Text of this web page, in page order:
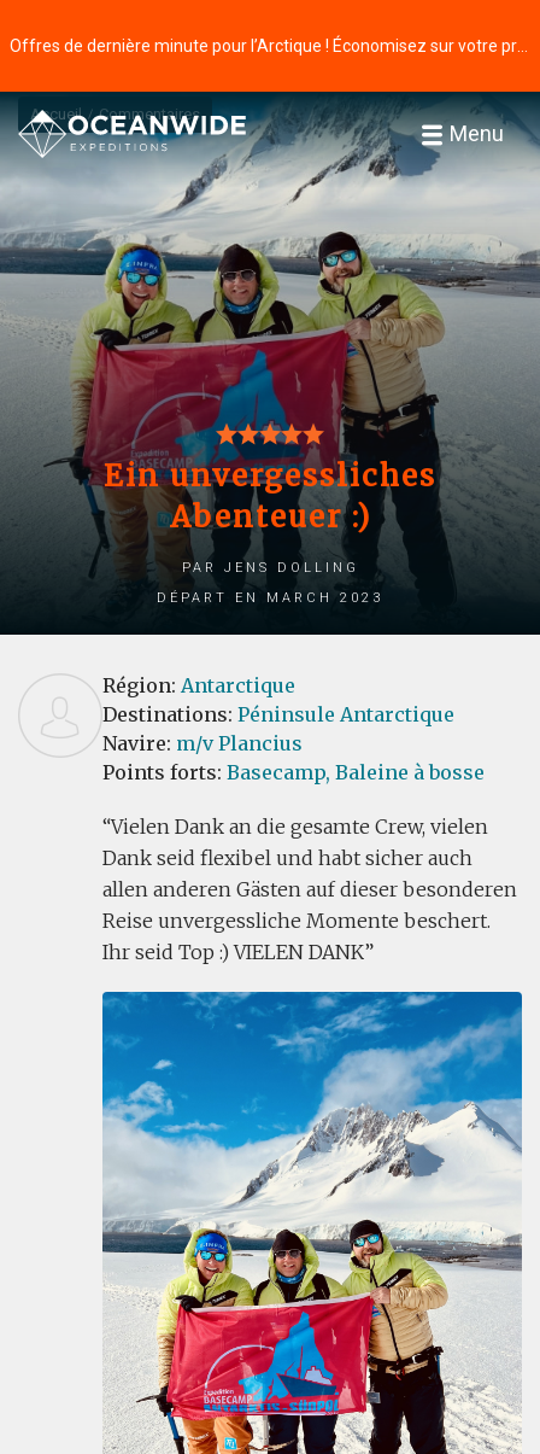
Menu
Accueil Commentaires
Ein unvergessliches
Abenteuer :)
par Jens Dolling
Départ en March 2023
Région: Antarctique
Destinations: Péninsule Antarctique
Navire: m/v Plancius
Points forts: Basecamp, Baleine à bosse
Vielen Dank an die gesamte Crew, vielen
Dank seid flexibel und habt sicher auch
allen anderen Gästen auf dieser besonderen
Reise unvergessliche Momente beschert.
Ihr seid Top :) VIELEN DANK